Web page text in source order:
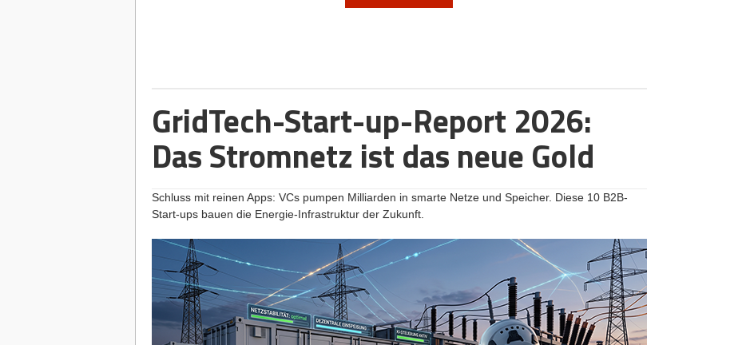
100 Prozent ortsunabhängig ausgeübt werden kann.
Doch wer braucht so eine spezialisierte Plattform überhaupt? Schließlich finden sich viele echte
Remote-Jobs im IT-Sektor, wo Fachkräfte sich ihre Stellen ohnehin aussuchen können. „Der
und -Entwickler bekommen drei Recruiter-Nachrichten pro Woche, die brauchen uns nicht, und
sie sind ausdrücklich nicht unser Fokus.“ Nomado24 zielt stattdessen auf die andere Hälfte des
Buchhaltung sowie Menschen, die einen Nebenjob von zu Hause suchen. Hier gebe es echte
ortsunabhängige Stellen, aber die Kandidat*innen müssten selbst suchen. „Für sie ist eine
Plattform, die aussortiert statt aufzublähen, ein spürbarer Unterschied“, betont Petuchow. Der
geografische Fokus liege dabei klar auf dem deutschsprachigen Raum, da der globale
englischsprachige Markt bereits gut versorgt sei.
GridTech-Start-up-Report 2026:
Das Stromnetz ist das neue Gold
Schluss mit reinen Apps: VCs pumpen Milliarden in smarte Netze und Speicher. Diese 10 B2B-
Start-ups bauen die Energie-Infrastruktur der Zukunft.